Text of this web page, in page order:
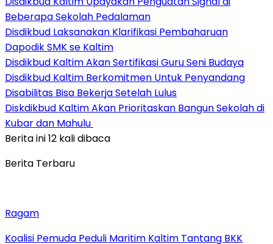
Beberapa Sekolah Pedalaman
Disdikbud Laksanakan Klarifikasi Pembaharuan
Dapodik SMK se Kaltim
Disdikbud Kaltim Akan Sertifikasi Guru Seni Budaya
Disdikbud Kaltim Berkomitmen Untuk Penyandang
Disabilitas Bisa Bekerja Setelah Lulus
Diskdikbud Kaltim Akan Prioritaskan Bangun Sekolah di
Kubar dan Mahulu
Berita ini 12 kali dibaca
Berita Terbaru
Ragam
Koalisi Pemuda Peduli Maritim Kaltim Tantang BKK